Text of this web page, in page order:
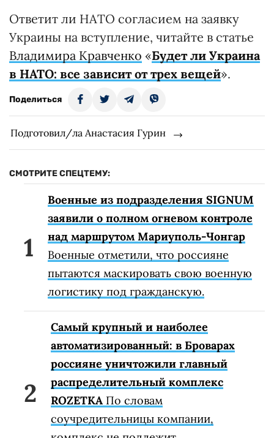
Ответит ли НАТО согласием на заявку
Украины на вступление, читайте в статье
Владимира Кравченко «Будет ли Украина
в НАТО: все зависит от трех вещей».
Поделиться
Подготовил/ла Анастасия Гурин
СМОТРИТЕ СПЕЦТЕМУ:
Военные из подразделения SIGNUM
заявили о полном огневом контроле
над маршрутом Мариуполь-Чонгар
Военные отметили, что россияне
пытаются маскировать свою военную
логистику под гражданскую.
Самый крупный и наиболее
автоматизированный: в Броварах
россияне уничтожили главный
распределительный комплекс
ROZETKA По словам
соучредительницы компании,